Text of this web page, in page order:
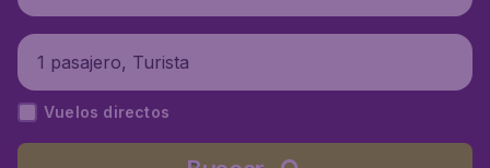
1 pasajero, Turista
Vuelos directos